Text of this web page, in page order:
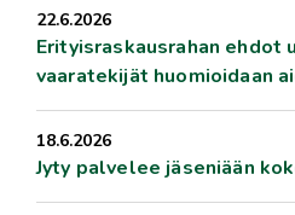
22.6.2026
Erityisraskausrahan ehdot
vaaratekijät huomioidaan
18.6.2026
Jyty palvelee jäseniään